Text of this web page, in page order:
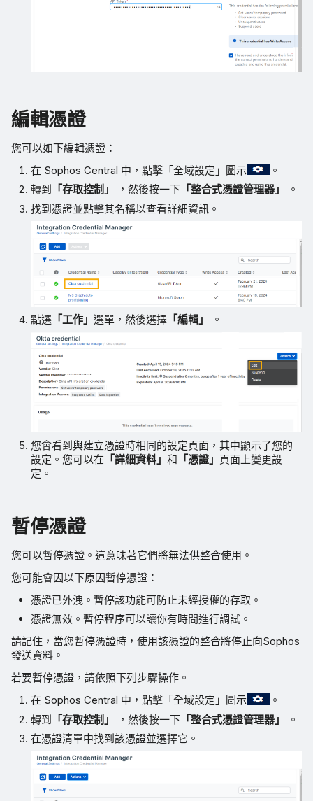
編輯憑證
您可以如下編輯憑證：
在 Sophos Central 中，點擊「全域設定」圖示
。
轉到 「存取控制」 ，然後按一下 「整合式憑證管理器」
。
找到憑證並點擊其名稱以查看詳細資訊。
點選 「工作」選單，然後選擇 「編輯」 。
您會看到與建立憑證時相同的設定頁面，其中顯示了您的
設定。您可以在 「詳細資料」和 「憑證」 頁面上變更設
定。
暫停憑證
您可以暫停憑證。這意味著它們將無法供整合使用。
您可能會因以下原因暫停憑證：
憑證已外洩。暫停該功能可防止未經授權的存取。
憑證無效。暫停程序可以讓你有時間進行調試。
請記住，當您暫停憑證時，使用該憑證的整合將停止向Sophos
發送資料。
若要暫停憑證，請依照下列步驟操作。
在 Sophos Central 中，點擊「全域設定」圖示
。
轉到 「存取控制」 ，然後按一下 「整合式憑證管理器」
。
在憑證清單中找到該憑證並選擇它。